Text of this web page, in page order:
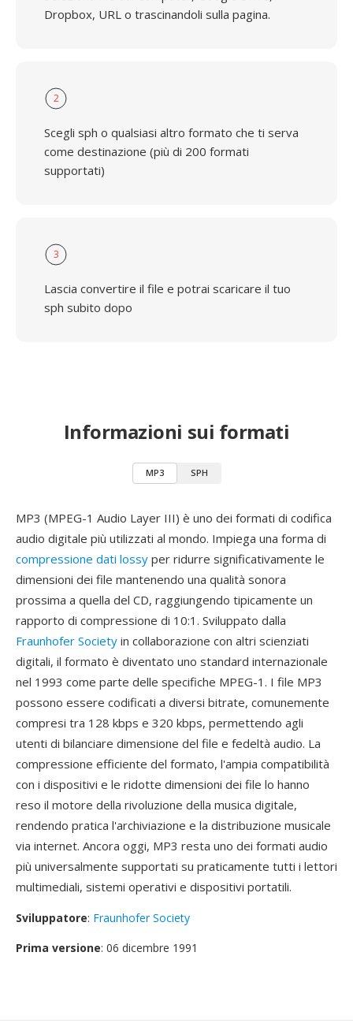
Dropbox, URL o trascinandoli sulla pagina.
2
Scegli sph o qualsiasi altro formato che ti serva
come destinazione (più di 200 formati
supportati)
3
Lascia convertire il file e potrai scaricare il tuo
sph subito dopo
Informazioni sui formati
MP3 SPH
MP3 (MPEG-1 Audio Layer III) è uno dei formati di codifica
audio digitale più utilizzati al mondo. Impiega una forma di
compressione dati lossy per ridurre significativamente le
dimensioni dei file mantenendo una qualità sonora
prossima a quella del CD, raggiungendo tipicamente un
rapporto di compressione di 10:1. Sviluppato dalla
Fraunhofer Society in collaborazione con altri scienziati
digitali, il formato è diventato uno standard internazionale
nel 1993 come parte delle specifiche MPEG-1. I file MP3
possono essere codificati a diversi bitrate, comunemente
compresi tra 128 kbps e 320 kbps, permettendo agli
utenti di bilanciare dimensione del file e fedeltà audio. La
compressione efficiente del formato, l'ampia compatibilità
con i dispositivi e le ridotte dimensioni dei file lo hanno
reso il motore della rivoluzione della musica digitale,
rendendo pratica l'archiviazione e la distribuzione musicale
via internet. Ancora oggi, MP3 resta uno dei formati audio
più universalmente supportati su praticamente tutti i lettori
multimediali, sistemi operativi e dispositivi portatili.
Sviluppatore: Fraunhofer Society
Prima versione: 06 dicembre 1991